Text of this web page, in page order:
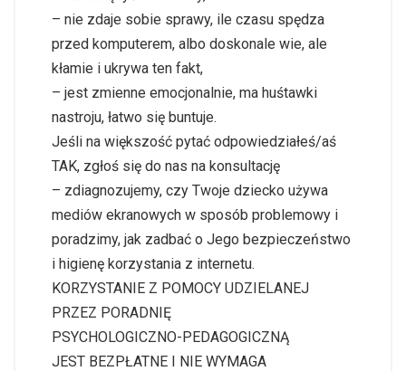
– nie zdaje sobie sprawy, ile czasu spędza
przed komputerem, albo doskonale wie, ale
kłamie i ukrywa ten fakt,
– jest zmienne emocjonalnie, ma huśtawki
nastroju, łatwo się buntuje.
Jeśli na większość pytać odpowiedziałeś/aś
TAK, zgłoś się do nas na konsultację
– zdiagnozujemy, czy Twoje dziecko używa
mediów ekranowych w sposób problemowy i
poradzimy, jak zadbać o Jego bezpieczeństwo
i higienę korzystania z internetu.
KORZYSTANIE Z POMOCY UDZIELANEJ
PRZEZ PORADNIĘ
PSYCHOLOGICZNO-PEDAGOGICZNĄ
JEST BEZPŁATNE I NIE WYMAGA